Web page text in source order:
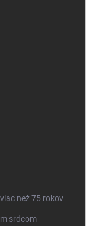
než 75 rokov
srdcom